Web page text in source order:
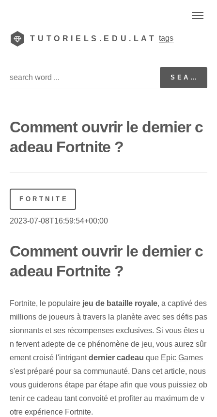
TUTORIELS.EDU.LAT tags
Comment ouvrir le dernier c
adeau Fortnite ?
FORTNITE
2023-07-08T16:59:54+00:00
Comment ouvrir le dernier c
adeau Fortnite ?
Fortnite, le populaire jeu de bataille royale, a captivé des
millions de joueurs à travers la planète avec ses défis pas
sionnants et ses récompenses exclusives. Si vous êtes u
n fervent adepte de ce phénomène de jeu, vous aurez sûr
ement croisé l'intrigantdernier cadeau que Epic Games
s'est préparé pour sa communauté. Dans cet article, nous
vous guiderons étape par étape afin que vous puissiez ob
tenir ce cadeau tant convoité et profiter au maximum de v
otre expérience Fortnite.